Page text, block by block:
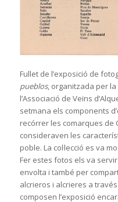
Fullet de l’exposició de
pueblos, organitzada per
l’Associació de Veïns
setmana els components
recórrer les comarques de
consideraven les
poble. La col·lecció es va
Fer estes fotos els va
envolta i també per
alcrieros i alcrieres a
composen l’exposició